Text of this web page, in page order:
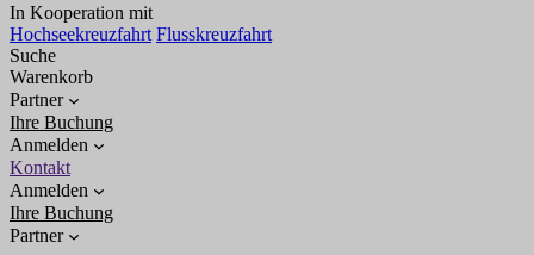
In Kooperation mit
Hochseekreuzfahrt Flusskreuzfahrt
Suche
Warenkorb
Partner
Ihre Buchung
Anmelden
Kontakt
Anmelden
Ihre Buchung
Partner